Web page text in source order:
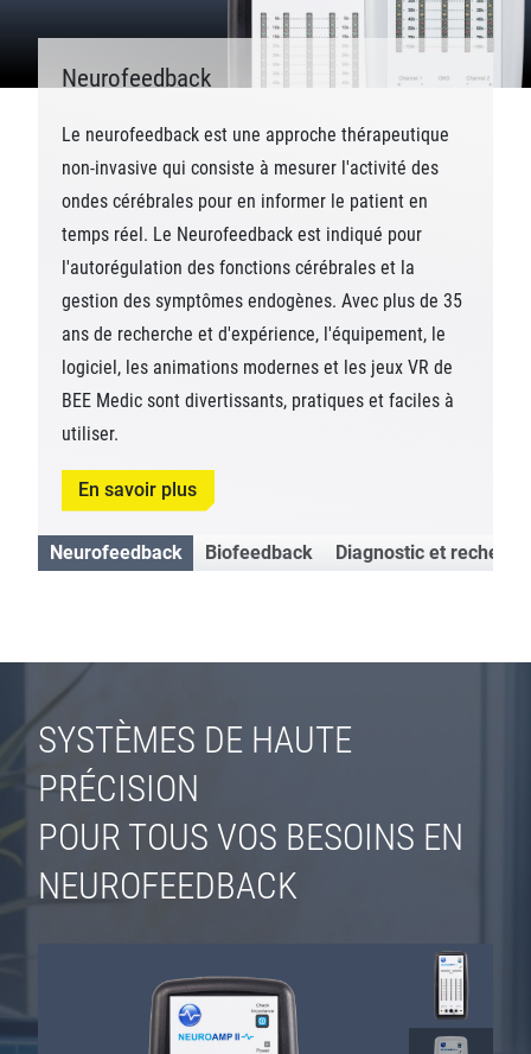
Neurofeedback
Le neurofeedback est une approche thérapeutique
non-invasive qui consiste à mesurer l'activité des
ondes cérébrales pour en informer le patient en
temps réel. Le Neurofeedback est indiqué pour
l'autorégulation des fonctions cérébrales et la
gestion des symptômes endogènes. Avec plus de 35
ans de recherche et d'expérience, l'équipement, le
logiciel, les animations modernes et les jeux VR de
BEE Medic sont divertissants, pratiques et faciles à
utiliser.
En savoir plus
Neurofeedback Biofeedback Diagnostic et
SYSTÈMES DE HAUTE
PRÉCISION
POUR TOUS VOS BESOINS EN
NEUROFEEDBACK